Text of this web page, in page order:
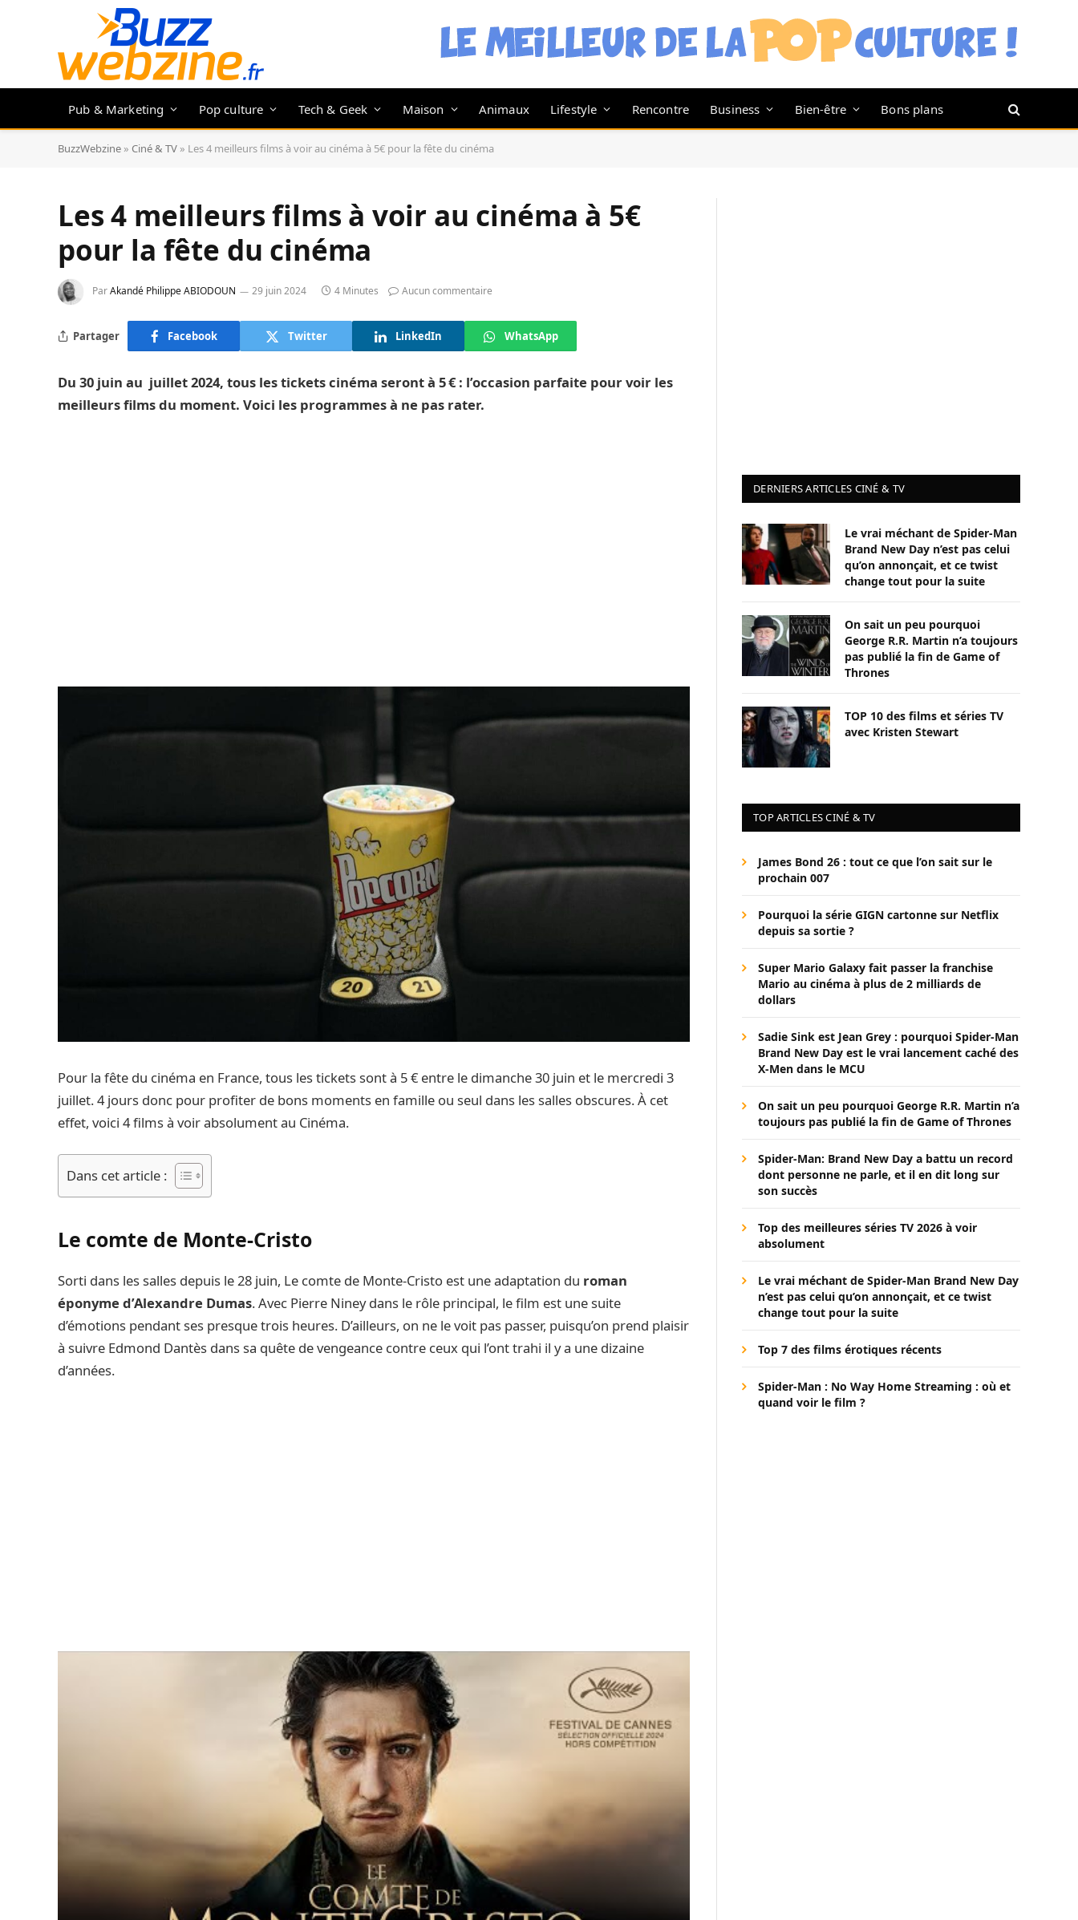
Pub & Marketing Pop culture Tech & Geek Maison Animaux Lifestyle Rencontre Business Bien-être Bons plans
BuzzWebzine » Ciné & TV » Les 4 meilleurs films à voir au cinéma à 5€ pour la fête du cinéma
Les 4 meilleurs films à voir au cinéma à 5€
pour la fête du cinéma
ParAkandé Philippe ABIODOUN 29 juin 2024 4 Minutes Aucun commentaire
Partager Facebook Twitter LinkedIn WhatsApp
Du 30 juin au juillet 2024, tous les tickets cinéma seront à 5 € : l’occasion parfaite pour voir les
meilleurs films du moment. Voici les programmes à ne pas rater.
Pour la fête du cinéma en France, tous les tickets sont à 5 € entre le dimanche 30 juin et le mercredi 3
juillet. 4 jours donc pour profiter de bons moments en famille ou seul dans les salles obscures. À cet
effet, voici 4 films à voir absolument au Cinéma.
Dans cet article :
Le comte de Monte-Cristo
Sorti dans les salles depuis le 28 juin, Le comte de Monte-Cristo est une adaptation du roman
éponyme d’Alexandre Dumas. Avec Pierre Niney dans le rôle principal, le film est une suite
d’émotions pendant ses presque trois heures. D’ailleurs, on ne le voit pas passer, puisqu’on prend plaisir
à suivre Edmond Dantès dans sa quête de vengeance contre ceux qui l’ont trahi il y a une dizaine
d’années.
DERNIERS ARTICLES CINÉ & TV
Le vrai méchant de Spider-Man
Brand New Day n’est pas celui
qu’on annonçait, et ce twist
change tout pour la suite
On sait un peu pourquoi
George R.R. Martin n’a toujours
pas publié la fin de Game of
Thrones
TOP 10 des films et séries TV
avec Kristen Stewart
TOP ARTICLES CINÉ & TV
James Bond 26 : tout ce que l’on sait sur le
prochain 007
Pourquoi la série GIGN cartonne sur Netflix
depuis sa sortie ?
Super Mario Galaxy fait passer la franchise
Mario au cinéma à plus de 2 milliards de
dollars
Sadie Sink est Jean Grey : pourquoi Spider-Man
Brand New Day est le vrai lancement caché des
X-Men dans le MCU
On sait un peu pourquoi George R.R. Martin n’a
toujours pas publié la fin de Game of Thrones
Spider-Man: Brand New Day a battu un record
dont personne ne parle, et il en dit long sur
son succès
Top des meilleures séries TV 2026 à voir
absolument
Le vrai méchant de Spider-Man Brand New Day
n’est pas celui qu’on annonçait, et ce twist
change tout pour la suite
Top 7 des films érotiques récents
Spider-Man : No Way Home Streaming : où et
quand voir le film ?